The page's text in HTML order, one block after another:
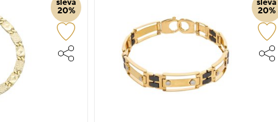
sleva
20%
sleva
20%